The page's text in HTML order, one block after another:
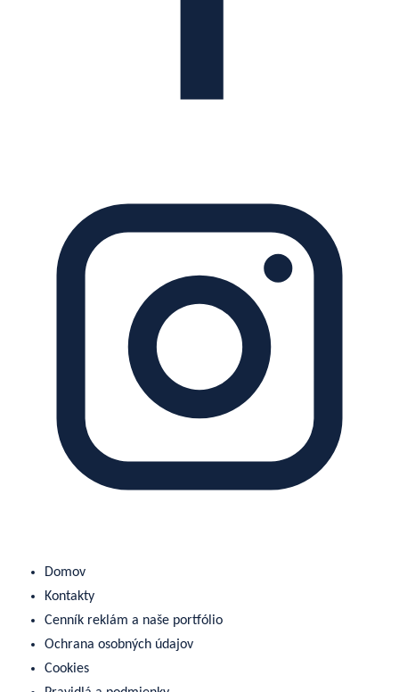
Domov
Kontakty
Cenník reklám a naše portfólio
Ochrana osobných údajov
Cookies